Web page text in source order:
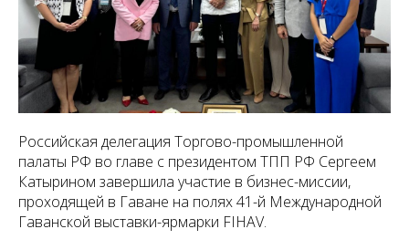
Российская делегация Торгово-промышленной
палаты РФ во главе с президентом ТПП РФ Сергеем
Катырином завершила участие в бизнес-миссии,
проходящей в Гаване на полях 41-й Международной
Гаванской выставки-ярмарки FIHAV.